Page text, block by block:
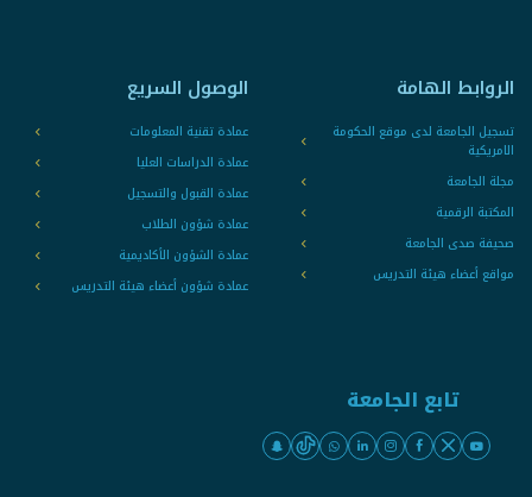
الروابط الهامة
تسجيل الجامعة لدى موقع الحكومة
الامريكية
مجلة الجامعة
المكتبة الرقمية
صحيفة صدى الجامعة
مواقع أعضاء هيئة التدريس
الوصول السريع
عمادة تقنية المعلومات
عمادة الدراسات العليا
عمادة القبول والتسجيل
عمادة شؤون الطلاب
عمادة الشؤون الأكاديمية
عمادة شؤون أعضاء هيئة التدريس
تابع الجامعة